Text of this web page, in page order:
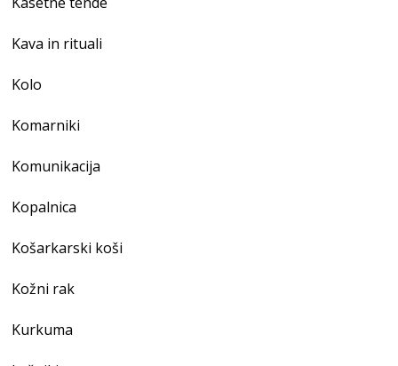
Kava in rituali
Kolo
Komarniki
Komunikacija
Kopalnica
Košarkarski koši
Kožni rak
Kurkuma